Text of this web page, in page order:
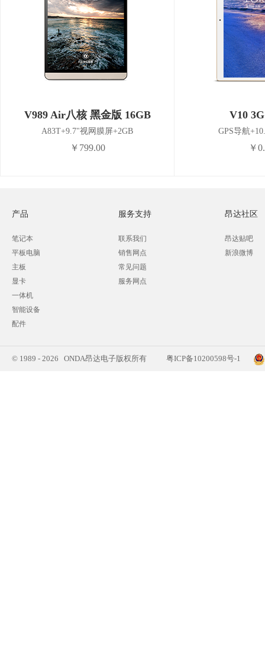
V989 Air八核 黑金版 16GB
A83T+9.7"视网膜屏+2GB
￥799.00
V10
GPS导航
￥
产品
笔记本
平板电脑
主板
显卡
一体机
智能设备
配件
服务支持
联系我们
销售网点
常见问题
服务网点
昂达社区
昂达贴吧
新浪微博
© 1989 - 2026 ONDA昂达电子版权所有 粤ICP备10200598号-1